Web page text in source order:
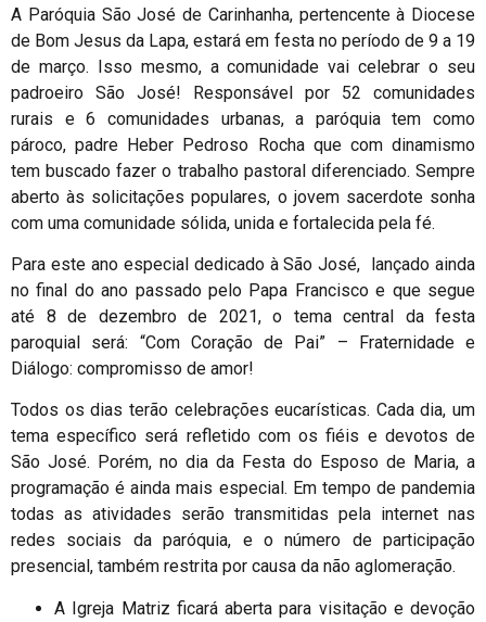
A Paróquia São José de Carinhanha, pertencente à Diocese
de Bom Jesus da Lapa, estará em festa no período de 9 a 19
de março. Isso mesmo, a comunidade vai celebrar o seu
padroeiro São José! Responsável por 52 comunidades
rurais e 6 comunidades urbanas, a paróquia tem como
pároco, padre Heber Pedroso Rocha que com dinamismo
tem buscado fazer o trabalho pastoral diferenciado. Sempre
aberto às solicitações populares, o jovem sacerdote sonha
com uma comunidade sólida, unida e fortalecida pela fé.
Para este ano especial dedicado à São José, lançado ainda
no final do ano passado pelo Papa Francisco e que segue
até 8 de dezembro de 2021, o tema central da festa
paroquial será: “Com Coração de Pai” – Fraternidade e
Diálogo: compromisso de amor!
Todos os dias terão celebrações eucarísticas. Cada dia, um
tema específico será refletido com os fiéis e devotos de
São José. Porém, no dia da Festa do Esposo de Maria, a
programação é ainda mais especial. Em tempo de pandemia
todas as atividades serão transmitidas pela internet nas
redes sociais da paróquia, e o número de participação
presencial, também restrita por causa da não aglomeração.
A Igreja Matriz ficará aberta para visitação e devoção